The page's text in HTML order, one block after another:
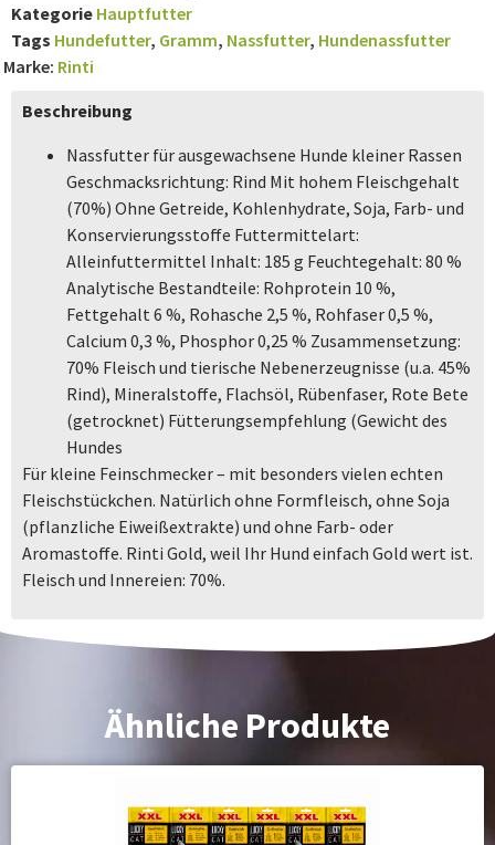
Kategorie Hauptfutter
Tags Hundefutter, Gramm, Nassfutter, Hundenassfutter
Marke: Rinti
Beschreibung
Nassfutter für ausgewachsene Hunde kleiner Rassen
Geschmacksrichtung: Rind Mit hohem Fleischgehalt
(70%) Ohne Getreide, Kohlenhydrate, Soja, Farb- und
Konservierungsstoffe Futtermittelart:
Alleinfuttermittel Inhalt: 185 g Feuchtegehalt: 80 %
Analytische Bestandteile: Rohprotein 10 %,
Fettgehalt 6 %, Rohasche 2,5 %, Rohfaser 0,5 %,
Calcium 0,3 %, Phosphor 0,25 % Zusammensetzung:
70% Fleisch und tierische Nebenerzeugnisse (u.a. 45%
Rind), Mineralstoffe, Flachsöl, Rübenfaser, Rote Bete
(getrocknet) Fütterungsempfehlung (Gewicht des
Hundes
Für kleine Feinschmecker – mit besonders vielen echten
Fleischstückchen. Natürlich ohne Formfleisch, ohne Soja
(pflanzliche Eiweißextrakte) und ohne Farb- oder
Aromastoffe. Rinti Gold, weil Ihr Hund einfach Gold wert ist.
Fleisch und Innereien: 70%.
Ähnliche Produkte